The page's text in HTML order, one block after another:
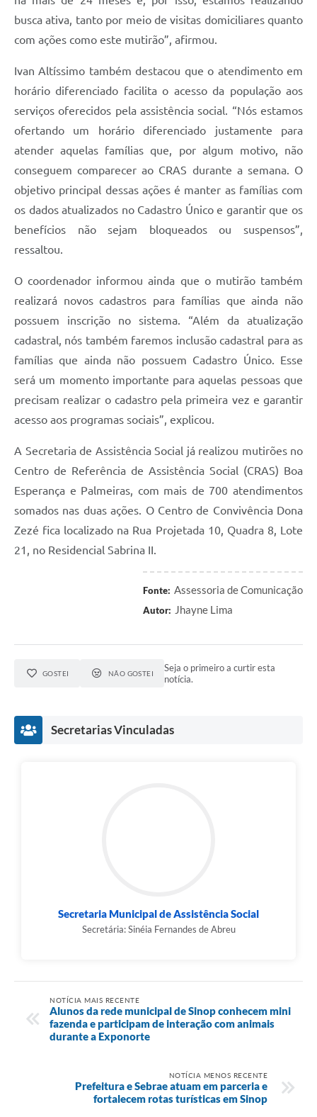
busca ativa, tanto por meio de visitas domiciliares quanto
com ações como este mutirão”, afirmou.
Ivan Altíssimo também destacou que o atendimento em
horário diferenciado facilita o acesso da população aos
serviços oferecidos pela assistência social. “Nós estamos
ofertando um horário diferenciado justamente para
atender aquelas famílias que, por algum motivo, não
conseguem comparecer ao CRAS durante a semana. O
objetivo principal dessas ações é manter as famílias com
os dados atualizados no Cadastro Único e garantir que os
benefícios não sejam bloqueados ou suspensos”,
ressaltou.
O coordenador informou ainda que o mutirão também
realizará novos cadastros para famílias que ainda não
possuem inscrição no sistema. “Além da atualização
cadastral, nós também faremos inclusão cadastral para as
famílias que ainda não possuem Cadastro Único. Esse
será um momento importante para aquelas pessoas que
precisam realizar o cadastro pela primeira vez e garantir
acesso aos programas sociais”, explicou.
A Secretaria de Assistência Social já realizou mutirões no
Centro de Referência de Assistência Social (CRAS) Boa
Esperança e Palmeiras, com mais de 700 atendimentos
somados nas duas ações. O Centro de Convivência Dona
Zezé fica localizado na Rua Projetada 10, Quadra 8, Lote
21, no Residencial Sabrina II.
Fonte: Assessoria de Comunicação
Autor: Jhayne Lima
GOSTEI NÃO GOSTEI
Seja o primeiro a curtir esta
notícia.
Secretarias Vinculadas
Secretaria Municipal de Assistência Social
Secretária: Sinéia Fernandes de Abreu
NOTÍCIA MAIS RECENTE
Alunos da rede municipal de Sinop conhecem mini
fazenda e participam de interação com animais
durante a Exponorte
NOTÍCIA MENOS RECENTE
Prefeitura e Sebrae atuam em parceria e
fortalecem rotas turísticas em Sinop